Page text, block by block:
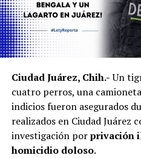
Ciudad Juárez, Chih.-Un
cuatro perros, una
indicios fueron asegurados
realizados en Ciudad Juárez
investigación porprivación
homicidio doloso.